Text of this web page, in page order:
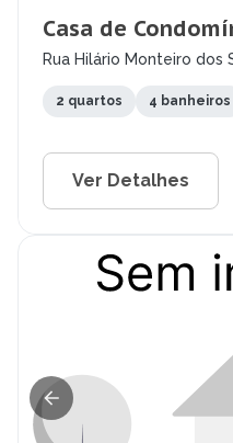
Casa de
Rua Hilário Monteiro dos
2 quartos 4 banheiros
Ver Detalhes